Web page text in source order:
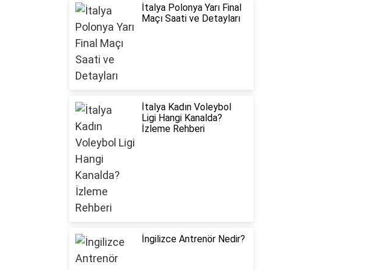
İtalya Polonya Yarı Final
Maçı Saati ve Detayları
İtalya Kadın Voleybol
Ligi Hangi Kanalda?
İzleme Rehberi
İngilizce Antrenör Nedir?